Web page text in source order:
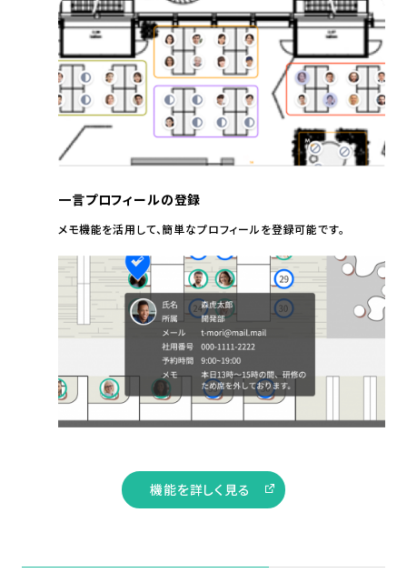
一言プロフィールの登録
メモ機能を活用して、簡単なプロフィールを登録可能です。
機能を詳しく見る